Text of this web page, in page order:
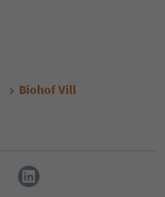
Biohof Vill